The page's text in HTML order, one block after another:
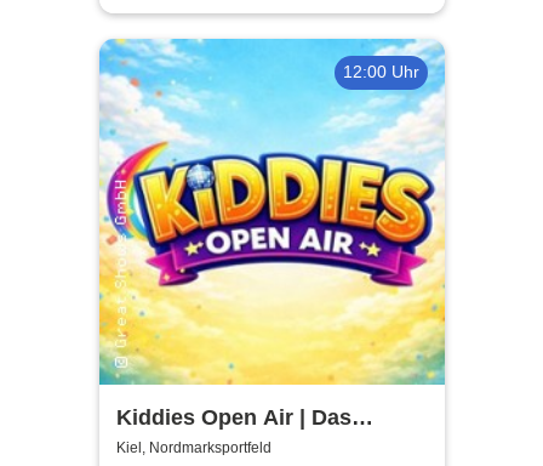
12:00 Uhr
Kiddies Open Air | Das
Kinder- & Familienfestival in
Kiel, Nordmarksportfeld